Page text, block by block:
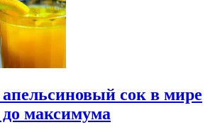
сок в мире
максимума